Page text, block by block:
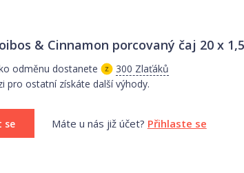
& Cinnamon porcovaný čaj 20 x
odměnu dostanete
300 Zlaťáků
pro ostatní získáte další výhody.
se Máte u nás již účet? Přihlaste se